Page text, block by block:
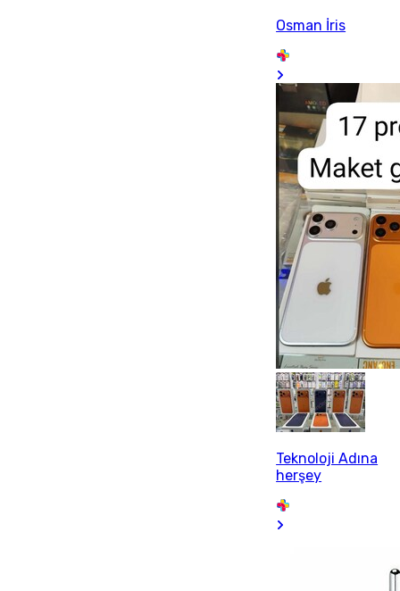
Osman İris
Teknoloji Adına
herşey